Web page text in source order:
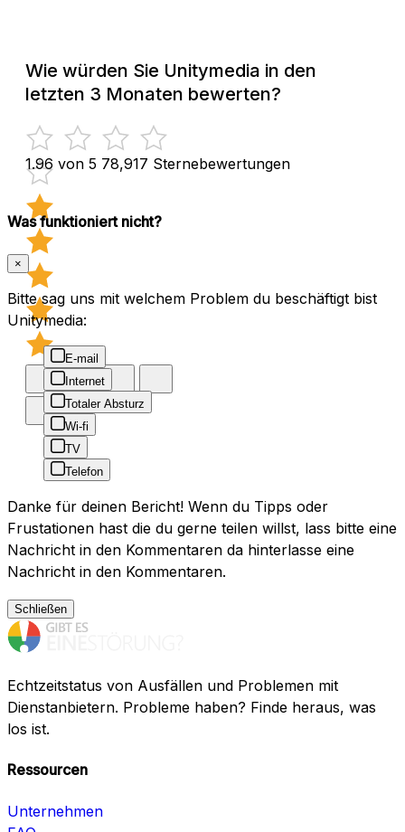
Wie würden Sie Unitymedia in den
letzten 3 Monaten bewerten?
1.96 von 5 78,917 Sternebewertungen
Was funktioniert nicht?
×
Bitte sag uns mit welchem Problem du beschäftigt bist
Unitymedia:
E-mail
Internet
Totaler Absturz
Wi-fi
TV
Telefon
Danke für deinen Bericht! Wenn du Tipps oder
Frustationen hast die du gerne teilen willst, lass bitte eine
Nachricht in den Kommentaren da hinterlasse eine
Nachricht in den Kommentaren.
Schließen
Echtzeitstatus von Ausfällen und Problemen mit
Dienstanbietern. Probleme haben? Finde heraus, was
los ist.
Ressourcen
Unternehmen